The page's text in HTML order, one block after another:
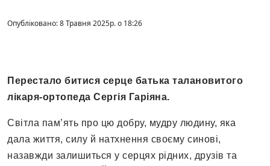
Опубліковано: 8 Травня 2025р. о 18:26
Перестало битися серце батька талановитого
лікаря-ортопеда Сергія Гаріяна.
Світла пам’ять про цю добру, мудру людину, яка
дала життя, силу й натхнення своєму синові,
назавжди залишиться у серцях рідних, друзів та